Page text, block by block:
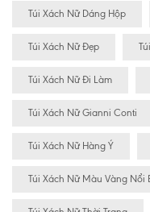
Túi Xách Nữ Dáng Hộp
Túi Xách Nữ Đẹp
Túi Xách Nữ Đi Làm
Túi Xách Nữ Gianni Conti
Túi Xách Nữ Hàng Ý
Túi Xách Nữ Màu Vàng Nổi